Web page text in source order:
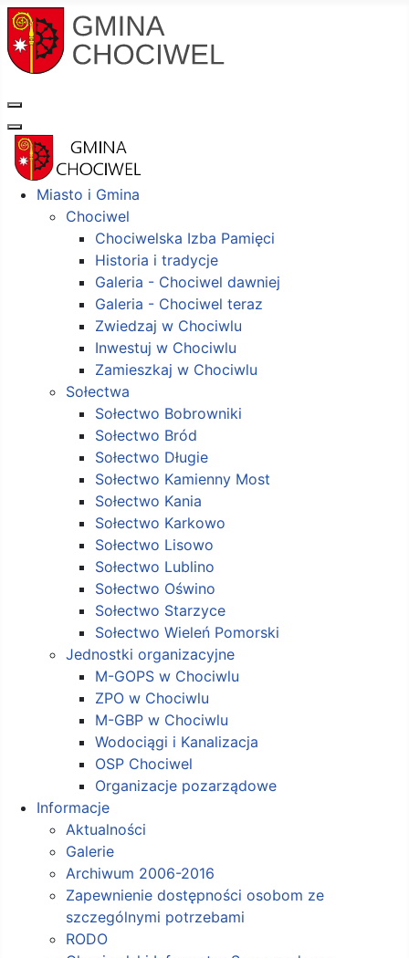
Miasto i Gmina
Chociwel
Chociwelska Izba Pamięci
Historia i tradycje
Galeria - Chociwel dawniej
Galeria - Chociwel teraz
Zwiedzaj w Chociwlu
Inwestuj w Chociwlu
Zamieszkaj w Chociwlu
Sołectwa
Sołectwo Bobrowniki
Sołectwo Bród
Sołectwo Długie
Sołectwo Kamienny Most
Sołectwo Kania
Sołectwo Karkowo
Sołectwo Lisowo
Sołectwo Lublino
Sołectwo Oświno
Sołectwo Starzyce
Sołectwo Wieleń Pomorski
Jednostki organizacyjne
M-GOPS w Chociwlu
ZPO w Chociwlu
M-GBP w Chociwlu
Wodociągi i Kanalizacja
OSP Chociwel
Organizacje pozarządowe
Informacje
Aktualności
Galerie
Archiwum 2006-2016
Zapewnienie dostępności osobom ze
szczególnymi potrzebami
RODO